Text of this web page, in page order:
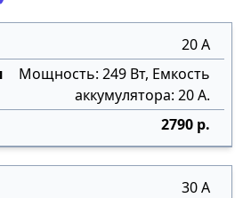
20 А
Мощность: 249 Вт, Емкость
аккумулятора: 20 А.
2790 р.
30 А